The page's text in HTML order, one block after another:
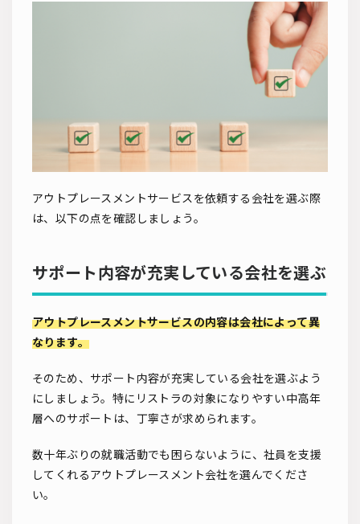
アウトプレースメントサービスを依頼する会社を選ぶ際
は、以下の点を確認しましょう。
サポート内容が充実している会社を選ぶ
アウトプレースメントサービスの内容は会社によって異
なります。
そのため、サポート内容が充実している会社を選ぶよう
にしましょう。特にリストラの対象になりやすい中高年
層へのサポートは、丁寧さが求められます。
数十年ぶりの就職活動でも困らないように、社員を支援
してくれるアウトプレースメント会社を選んでくださ
い。